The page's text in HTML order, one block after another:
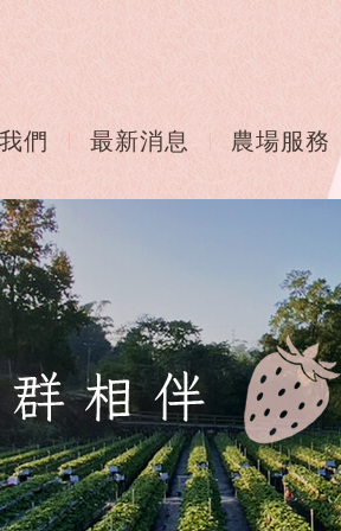
們 最新消息 農場服務